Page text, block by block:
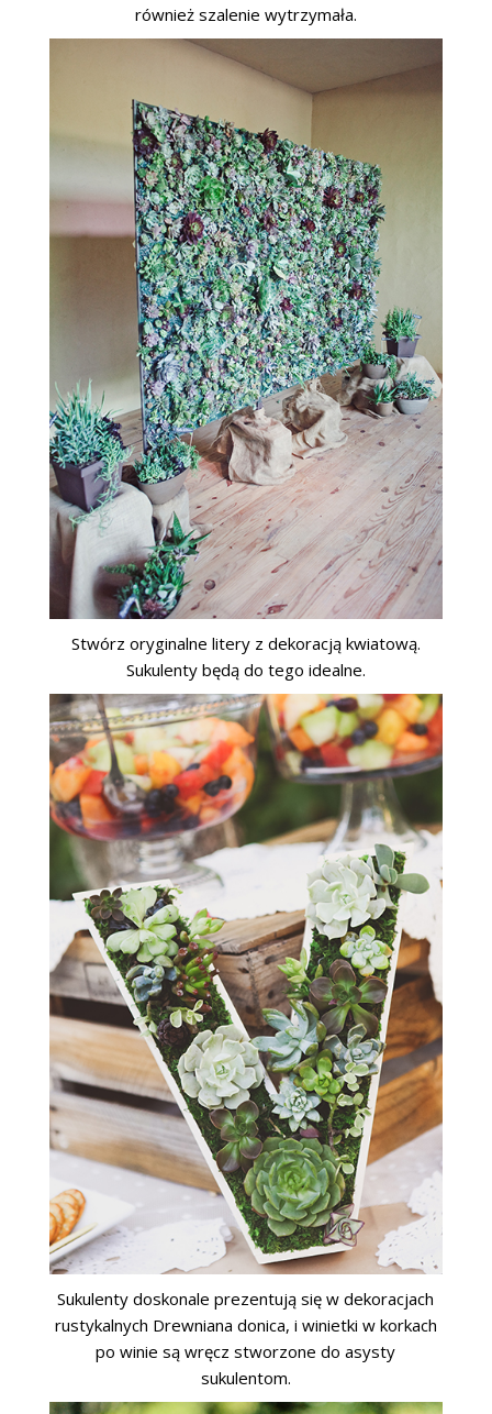
również szalenie wytrzymała.
Stwórz oryginalne litery z dekoracją kwiatową.
Sukulenty będą do tego idealne.
Sukulenty doskonale prezentują się w dekoracjach
rustykalnych Drewniana donica, i winietki w korkach
po winie są wręcz stworzone do asysty
sukulentom.